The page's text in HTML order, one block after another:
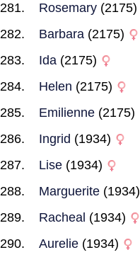
Rosemary (2175)
Barbara (2175)
Ida (2175)
Helen (2175)
Emilienne (2175)
Ingrid (1934)
Lise (1934)
Marguerite (1934)
Racheal (1934)
Aurelie (1934)